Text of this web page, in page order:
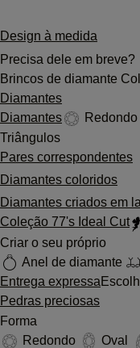
Design à medida
Precisa dele em breve?
Brincos de diamante
Diamantes
Diamantes
Redondo
Triângulos
Pares correspondentes
Diamantes coloridos
Diamantes criados em
Coleção 77's Ideal Cut
Criar o seu próprio
Anel de diamante
Entrega expressa
Pedras preciosas
Forma
Redondo
Oval